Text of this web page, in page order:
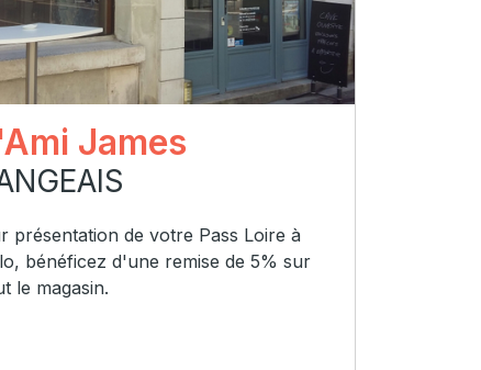
James
présentation de votre Pass Loire à
bénéficez d'une remise de 5% sur
le magasin.